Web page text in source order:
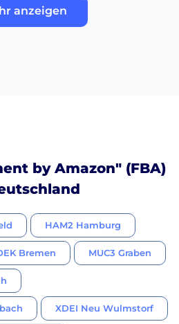
anzeigen
by Amazon" (FBA)
HAM2 Hamburg
Bremen MUC3 Graben
XDEI Neu Wulmstorf